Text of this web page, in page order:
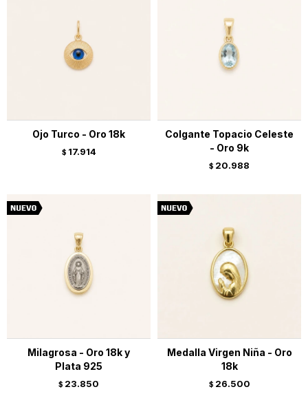
Ojo Turco - Oro 18k
$ 17.914
Colgante Topacio Celeste
- Oro 9k
$ 20.988
Milagrosa - Oro 18k y
Plata 925
$ 23.850
Medalla Virgen Niña - Oro
18k
$ 26.500